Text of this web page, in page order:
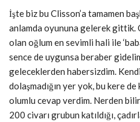
İşte biz bu Clisson’a tamamen
anlamda oyununa gelerek gittik.
olan oğlum en sevimli hali ile
sence de uygunsa beraber
geleceklerden habersizdim. Kendi
dolaşmadığın yer yok, bu kere
olumlu cevap verdim. Nerden
200 civarı grubun katıldığı,